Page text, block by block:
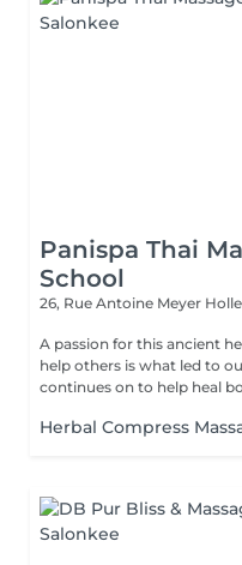
Panispa Thai
School
26, Rue Antoine Meyer
A passion for this ancient
help others is what led to
continues on to help heal
Herbal Compress